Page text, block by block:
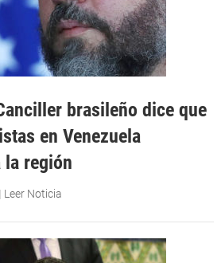
brasileño dice que
en Venezuela
la región
| Leer Noticia